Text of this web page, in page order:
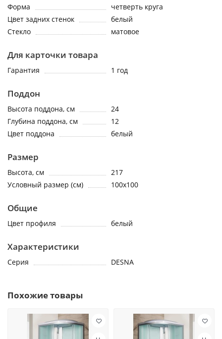
Форма
четверть круга
Цвет задних стенок
белый
Стекло
матовое
Для карточки товара
Гарантия 1 год
Поддон
Высота поддона, см
24
Глубина поддона, см
12
Цвет поддона
белый
Размер
Высота, см
217
Условный размер (см)
100x100
Общие
Цвет профиля белый
Характеристики
Серия DESNA
Похожие товары